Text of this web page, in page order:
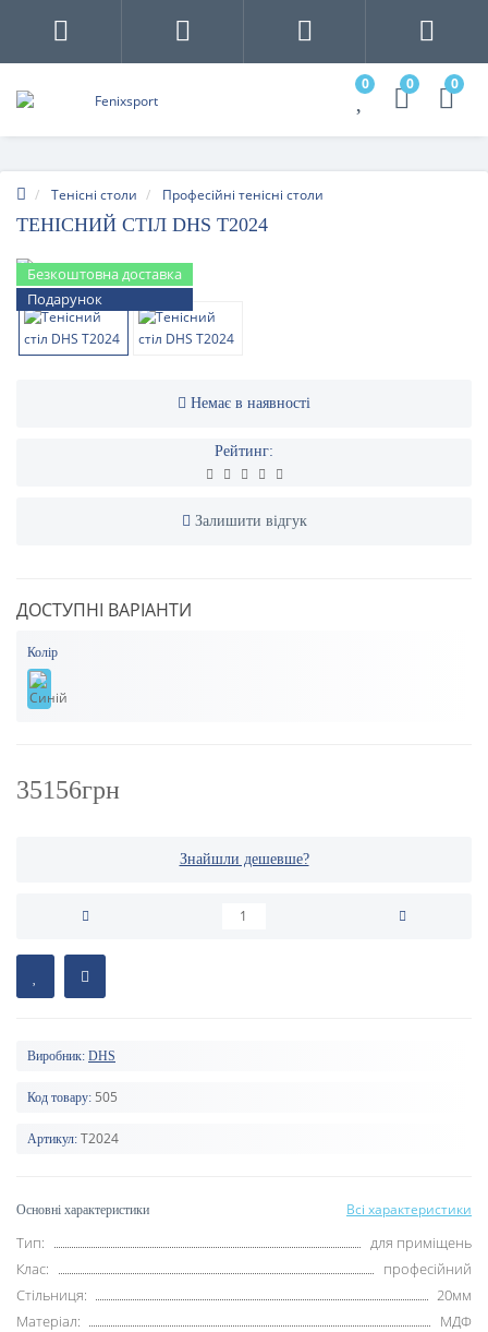
0 0 0
Тенісні столи Професійні тенісні столи
ТЕНІСНИЙ СТІЛ DHS T2024
Безкоштовна доставка
Подарунок
Немає в наявності
Рейтинг:
Залишити відгук
ДОСТУПНІ ВАРІАНТИ
Колір
35156грн
Знайшли дешевше?
Виробник: DHS
Код товару: 505
Артикул: T2024
Основні характеристики Всі характеристики
Тип:
для приміщень
Клас:
професійний
Стільниця:
20мм
Матеріал:
МДФ